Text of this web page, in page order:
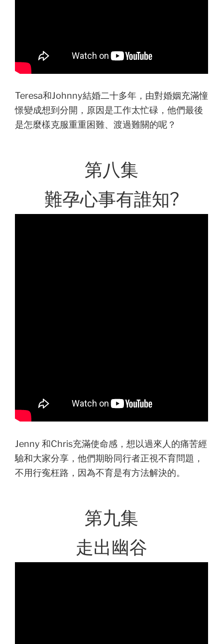
Teresa和Johnny結婚二十多年，由對婚姻充滿憧
憬變成想到分開，原因是工作太忙碌，他們最後
是怎麼樣克服重重困難、渡過難關的呢？
第八集
難孕心事有誰知?
Jenny 和Chris充滿使命感，想以過來人的痛苦經
驗和大家分享，他們期盼同行者正視不育問題，
不用行寃枉路，因為不育是有方法解決的。
第九集
走出幽谷